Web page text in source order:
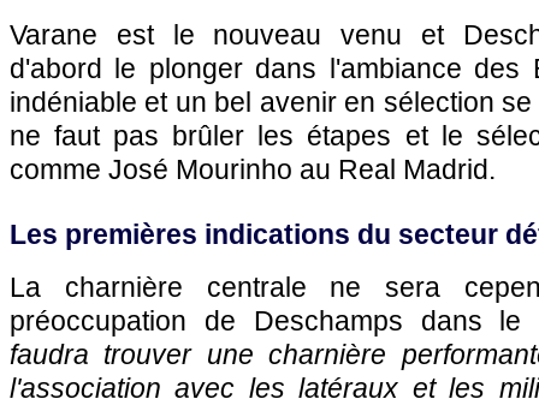
Varane est le nouveau venu et
d'abord le plonger dans l'ambiance des
indéniable et un bel avenir en sélection
ne faut pas brûler les étapes et le
comme José Mourinho au Real Madrid.
Les premières indications du secteur
La charnière centrale ne sera
préoccupation de Deschamps dans le
faudra trouver une charnière
l'association avec les latéraux et les